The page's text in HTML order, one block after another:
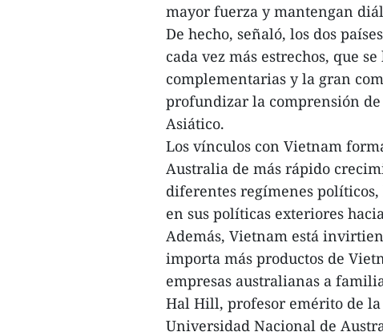
mayor fuerza y mantengan
De hecho, señaló, los dos
cada vez más estrechos, que
complementarias y la gran
profundizar la comprensión
Asiático.
Los vínculos con Vietnam
Australia de más rápido
diferentes regímenes
en sus políticas exteriores
Además, Vietnam está
importa más productos de
empresas australianas a
Hal Hill, profesor emérito de
Universidad Nacional de